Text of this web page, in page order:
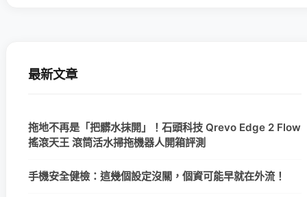
最新文章
拖地不再是「把髒水抹開」！石頭科技 Qrevo Edge 2 Flow
搖滾天王 滾筒活水掃拖機器人開箱評測
手機安全健檢：這幾個設定沒關，個資可能早就在外流！